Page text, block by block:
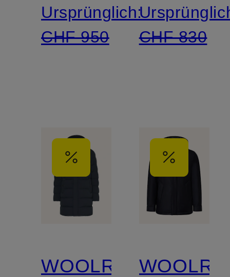
Ursprünglich:
CHF 950
CHF 830
WOOLRICH